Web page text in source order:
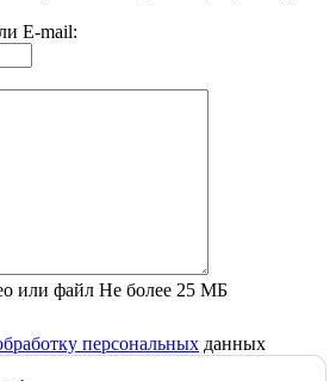
E-mail:
или файл Не более 25 МБ
персональных данных